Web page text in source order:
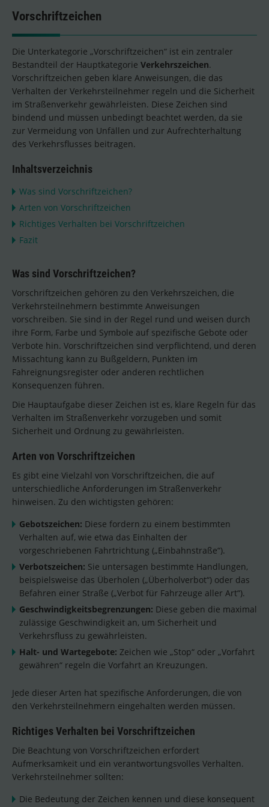
Vorschriftzeichen
Die Unterkategorie „Vorschriftzeichen“ ist ein zentraler
Bestandteil der Hauptkategorie Verkehrszeichen.
Vorschriftzeichen geben klare Anweisungen, die das
Verhalten der Verkehrsteilnehmer regeln und die Sicherheit
im Straßenverkehr gewährleisten. Diese Zeichen sind
bindend und müssen unbedingt beachtet werden, da sie
zur Vermeidung von Unfällen und zur Aufrechterhaltung
des Verkehrsflusses beitragen.
Inhaltsverzeichnis
Was sind Vorschriftzeichen?
Arten von Vorschriftzeichen
Richtiges Verhalten bei Vorschriftzeichen
Fazit
Was sind Vorschriftzeichen?
Vorschriftzeichen gehören zu den Verkehrszeichen, die
Verkehrsteilnehmern bestimmte Anweisungen
vorschreiben. Sie sind in der Regel rund und weisen durch
ihre Form, Farbe und Symbole auf spezifische Gebote oder
Verbote hin. Vorschriftzeichen sind verpflichtend, und deren
Missachtung kann zu Bußgeldern, Punkten im
Fahreignungsregister oder anderen rechtlichen
Konsequenzen führen.
Die Hauptaufgabe dieser Zeichen ist es, klare Regeln für das
Verhalten im Straßenverkehr vorzugeben und somit
Sicherheit und Ordnung zu gewährleisten.
Arten von Vorschriftzeichen
Es gibt eine Vielzahl von Vorschriftzeichen, die auf
unterschiedliche Anforderungen im Straßenverkehr
hinweisen. Zu den wichtigsten gehören:
Gebotszeichen: Diese fordern zu einem bestimmten
Verhalten auf, wie etwa das Einhalten der
vorgeschriebenen Fahrtrichtung („Einbahnstraße“).
Verbotszeichen: Sie untersagen bestimmte Handlungen,
beispielsweise das Überholen („Überholverbot“) oder das
Befahren einer Straße („Verbot für Fahrzeuge aller Art“).
Geschwindigkeitsbegrenzungen: Diese geben die maximal
zulässige Geschwindigkeit an, um Sicherheit und
Verkehrsfluss zu gewährleisten.
Halt- und Wartegebote: Zeichen wie „Stop“ oder „Vorfahrt
gewähren“ regeln die Vorfahrt an Kreuzungen.
Jede dieser Arten hat spezifische Anforderungen, die von
den Verkehrsteilnehmern eingehalten werden müssen.
Richtiges Verhalten bei Vorschriftzeichen
Die Beachtung von Vorschriftzeichen erfordert
Aufmerksamkeit und ein verantwortungsvolles Verhalten.
Verkehrsteilnehmer sollten:
Die Bedeutung der Zeichen kennen und diese konsequent